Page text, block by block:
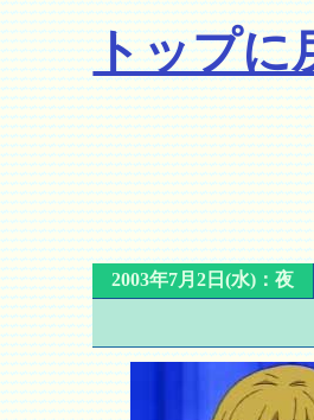
トップに
2003年7月2日(水)：夜